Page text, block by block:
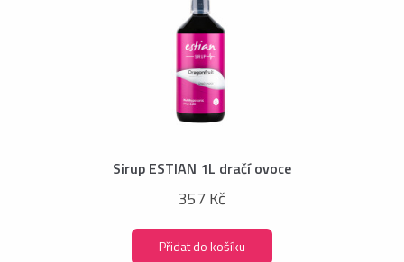
Sirup ESTIAN 1L dračí ovoce
357 Kč
Přidat do košíku